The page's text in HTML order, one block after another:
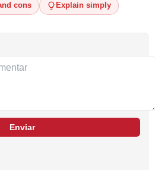
cons Explain simply
Enviar